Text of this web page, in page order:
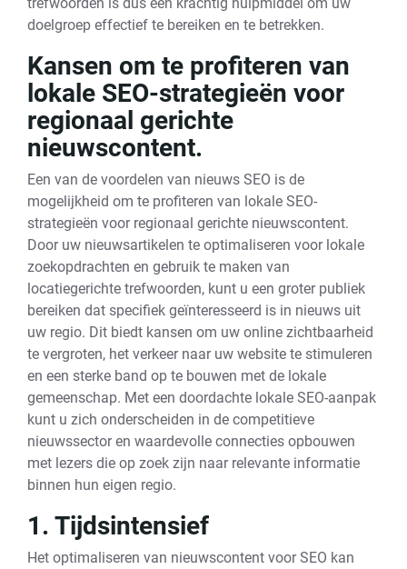
doelgroep effectief te bereiken en te betrekken.
Kansen om te profiteren van
lokale SEO-strategieën voor
regionaal gerichte
nieuwscontent.
Een van de voordelen van nieuws SEO is de
mogelijkheid om te profiteren van lokale SEO-
strategieën voor regionaal gerichte nieuwscontent.
Door uw nieuwsartikelen te optimaliseren voor lokale
zoekopdrachten en gebruik te maken van
locatiegerichte trefwoorden, kunt u een groter publiek
bereiken dat specifiek geïnteresseerd is in nieuws uit
uw regio. Dit biedt kansen om uw online zichtbaarheid
te vergroten, het verkeer naar uw website te stimuleren
en een sterke band op te bouwen met de lokale
gemeenschap. Met een doordachte lokale SEO-aanpak
kunt u zich onderscheiden in de competitieve
nieuwssector en waardevolle connecties opbouwen
met lezers die op zoek zijn naar relevante informatie
binnen hun eigen regio.
1. Tijdsintensief
Het optimaliseren van nieuwscontent voor SEO kan